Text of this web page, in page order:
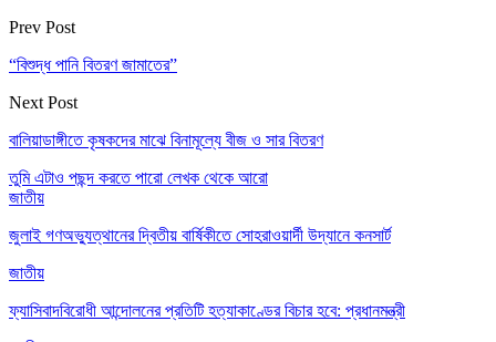
Prev Post
“বিশুদ্ধ পানি বিতরণ জামাতের”
Next Post
বালিয়াডাঙ্গীতে কৃষকদের মাঝে বিনামূল্যে বীজ ও সার বিতরণ
তুমি এটাও পছন্দ করতে পারো লেখক থেকে আরো
জাতীয়
জুলাই গণঅভ্যুত্থানের দ্বিতীয় বার্ষিকীতে সোহরাওয়ার্দী উদ্যানে কনসার্ট
জাতীয়
ফ্যাসিবাদবিরোধী আন্দোলনের প্রতিটি হত্যাকাণ্ডের বিচার হবে: প্রধানমন্ত্রী